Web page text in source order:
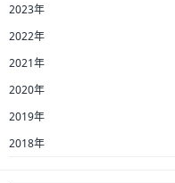
2023年
2022年
2021年
2020年
2019年
2018年